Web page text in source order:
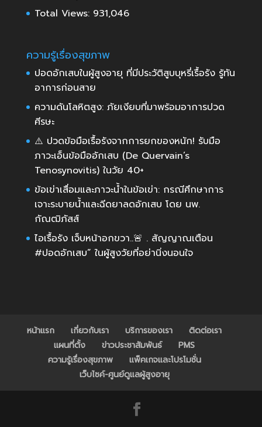
Total Views: 931,046
ความรู้เรื่องสุขภาพ
ปอดอักเสบในผู้สูงอายุ ที่มีประวัติสูบบุหรี่เรื้อรัง รู้ทัน
อาการก่อนสาย
ความดันโลหิตสูง: ภัยเงียบที่มาพร้อมอาการปวด
ศีรษะ
⚠️ ปวดข้อมือเรื้อรังจากการยกของหนัก! รับมือ
ภาวะเอ็นข้อมืออักเสบ (De Quervain’s
Tenosynovitis) ในวัย 40+
ข้อเข่าเสื่อมและภาวะน้ำในข้อเข่า: กรณีศึกษาการ
เจาะระบายน้ำและฉีดยาลดอักเสบ โดย นพ.
กัณฒิภัสส์
ไอเรื้อรัง เจ็บหน้าอกขวา..🚨 . สัญญาณเตือน
#ปอดอักเสบ” ในผู้สูงวัยที่อย่านิ่งนอนใจ
หน้าแรก เกี่ยวกับเรา บริการของเรา
ติดต่อเรา
แผนที่ตั้ง
ข่าวประชาสัมพันธ์
PMS
ความรู้เรื่องสุขภาพ
แพ็คเกจและโปรโมชั่น
เว็บไซค์-ศูนย์ดูแลผู้สูงอายุ